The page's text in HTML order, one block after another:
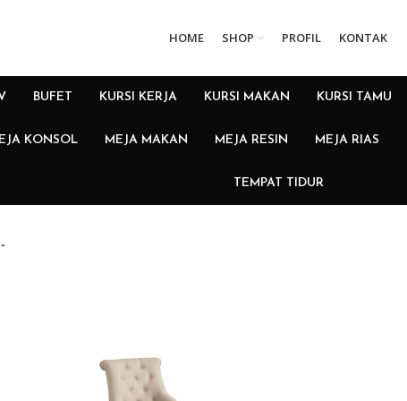
HOME SHOP PROFIL KONTAK
BUFET KURSI KERJA KURSI MAKAN KURSI TAMU
KONSOL MEJA MAKAN MEJA RESIN MEJA RIAS
TEMPAT TIDUR